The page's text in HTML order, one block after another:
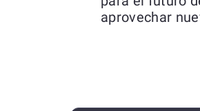
aprovechar